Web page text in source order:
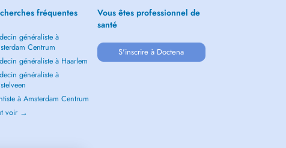
fréquentes
généraliste à
Centrum
généraliste à Haarlem
généraliste à
à Amsterdam Centrum
voir →
Vous êtes professionnel de
santé
S'inscrire à Doctena